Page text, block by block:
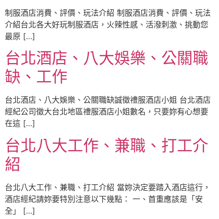
制服酒店消費、評價、玩法介紹 制服酒店消費、評價、玩法
介紹台北各大好玩制服酒店，火辣性感、活潑刺激、挑動您
最原 […]
台北酒店、八大娛樂、公關職
缺、工作
台北酒店、八大娛樂、公關職缺誠徵禮服酒店小姐 台北酒店
經紀公司徵大台北地區禮服酒店小姐數名，只要妳有心想要
在這 […]
台北八大工作、兼職、打工介
紹
台北八大工作、兼職、打工介紹 當妳決定要踏入酒店這行，
酒店經紀請妳要特別注意以下幾點： 一、首重應該是「安
全」 […]